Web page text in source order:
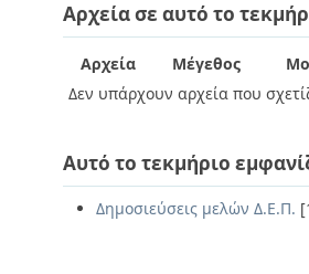
Αρχεία σε αυτό το
Αρχεία Μέγεθος
Δεν υπάρχουν αρχεία που
Αυτό το τεκμήριο
Δημοσιεύσεις μελών Δ.Ε.Π.